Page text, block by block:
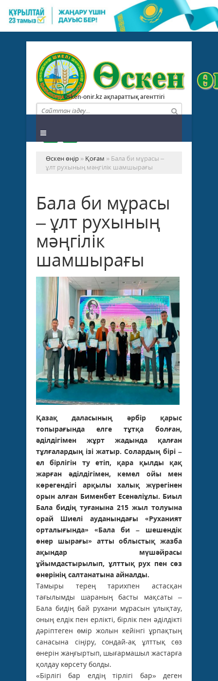
Osken-onir.kz ақпараттық агенттігі
Өскен өңір » Қоғам » Бала би мұрасы –
ұлт рухының мәңгілік шамшырағы
Бала би мұрасы
– ұлт рухының
мәңгілік
шамшырағы
Қазақ даласының әрбір қарыс
топырағында елге тұтқа болған,
әділдігімен жұрт жадында қалған
тұлғалардың ізі жатыр. Солардың бірі –
ел бірлігін ту етіп, қара қылды қақ
жарған әділдігімен, кемел ойы мен
көрегендігі арқылы халық жүрегінен
орын алған Бименбет Есенәліұлы. Биыл
Бала бидің туғанына 215 жыл толуына
орай Шиелі ауданындағы «Руханият
орталығында» «Бала би – шешендік
өнер шырағы» атты облыстық жазба
ақындар мүшәйрасы
ұйымдастырылып, ұлттық рух пен сөз
өнерінің салтанатына айналды.
Тамыры терең тарихпен астасқан
тағылымды шараның басты мақсаты –
Бала бидің бай рухани мұрасын ұлықтау,
оның елдік пен ерлікті, бірлік пен әділдікті
дәріптеген өмір жолын кейінгі ұрпақтың
санасына сіңіру, сондай-ақ ұлттық сөз
өнерін жаңғыртып, шығармашыл жастарға
қолдау көрсету болды.
«Бірлігі бар елдің тірлігі бар» деген